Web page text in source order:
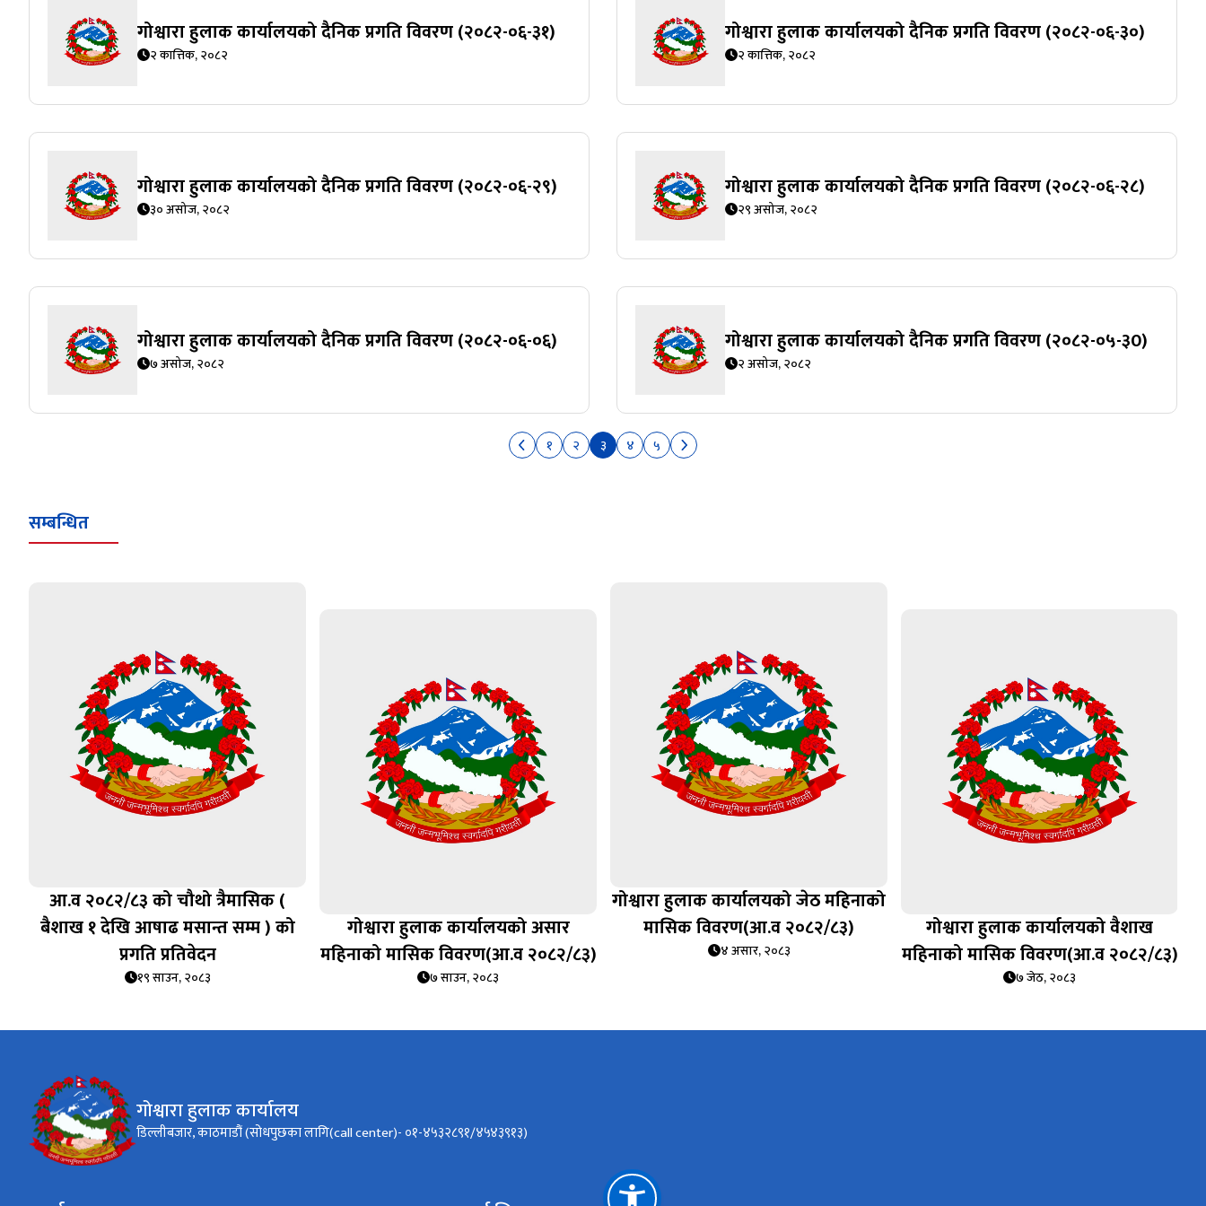
गोश्वारा हुलाक कार्यालयको दैनिक प्रगति विवरण (२०८२-०६-३१)
२ कात्तिक, २०८२
गोश्वारा हुलाक कार्यालयको दैनिक प्रगति विवरण (२०८२-०६-३०)
२ कात्तिक, २०८२
गोश्वारा हुलाक कार्यालयको दैनिक प्रगति विवरण (२०८२-०६-२९)
३० असोज, २०८२
गोश्वारा हुलाक कार्यालयको दैनिक प्रगति विवरण (२०८२-०६-२८)
२९ असोज, २०८२
गोश्वारा हुलाक कार्यालयको दैनिक प्रगति विवरण (२०८२-०६-०६)
७ असोज, २०८२
गोश्वारा हुलाक कार्यालयको दैनिक प्रगति विवरण (२०८२-०५-३0)
२ असोज, २०८२
१ २ ३ ४ ५
सम्बन्धित
आ.व २०८२/८३ को चौथो त्रैमासिक (
बैशाख १ देखि आषाढ मसान्त सम्म ) को
प्रगति प्रतिवेदन
१९ साउन, २०८३
गोश्वारा हुलाक कार्यालयको असार
महिनाको मासिक विवरण(आ.व २०८२/८३)
७ साउन, २०८३
गोश्वारा हुलाक कार्यालयको जेठ महिनाको
मासिक विवरण(आ.व २०८२/८३)
४ असार, २०८३
गोश्वारा हुलाक कार्यालयको वैशाख
महिनाको मासिक विवरण(आ.व २०८२/८३)
७ जेठ, २०८३
गोश्वारा हुलाक कार्यालय
डिल्लीबजार, काठमाडौं (सोधपुछका लागि(call center)- ०१-४५३२८९१/४५४३९१३)